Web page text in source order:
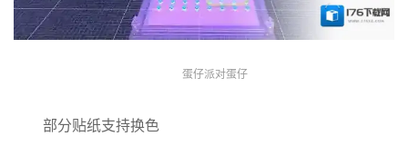
蛋仔派对蛋仔
部分贴纸支持换色